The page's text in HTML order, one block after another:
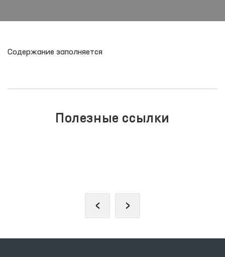
Содержание заполняется
Полезные ссылки
‹ ›